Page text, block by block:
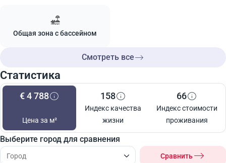
Общая зона с бассейном
Смотреть все
Статистика
€ 4 788
Цена за м²
158
Индекс качества
жизни
66
Индекс стоимости
проживания
Выберите город для сравнения
Сравнить